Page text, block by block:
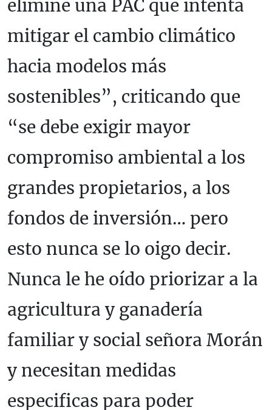
elimine una PAC que intenta
mitigar el cambio climático
hacia modelos más
sostenibles”, criticando que
“se debe exigir mayor
compromiso ambiental a los
grandes propietarios, a los
fondos de inversión… pero
esto nunca se lo oigo decir.
Nunca le he oído priorizar a la
agricultura y ganadería
familiar y social señora Morán
y necesitan medidas
especificas para poder